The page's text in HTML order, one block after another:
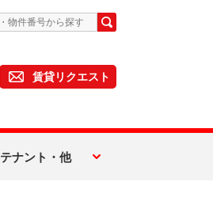
賃貸リクエスト
テナント・他